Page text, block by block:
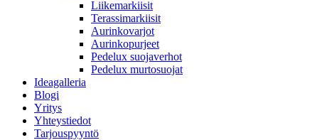
Liikemarkiisit
Terassimarkiisit
Aurinkovarjot
Aurinkopurjeet
Pedelux suojaverhot
Pedelux murtosuojat
Ideagalleria
Blogi
Yritys
Yhteystiedot
Tarjouspyyntö